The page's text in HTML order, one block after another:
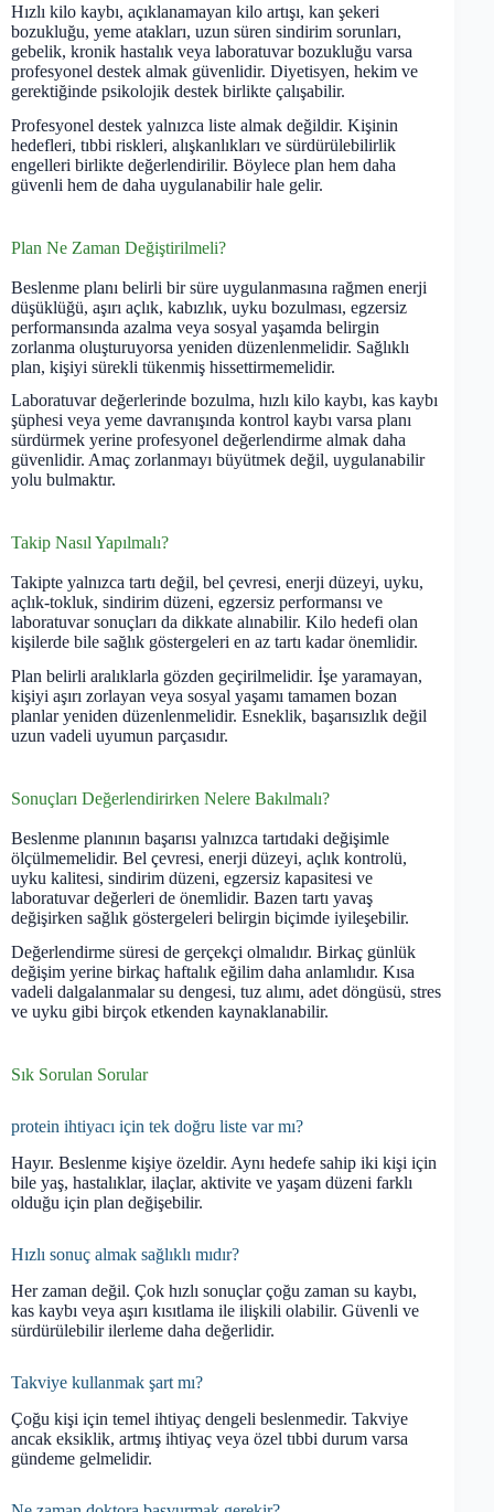
Hızlı kilo kaybı, açıklanamayan kilo artışı, kan şekeri
bozukluğu, yeme atakları, uzun süren sindirim sorunları,
gebelik, kronik hastalık veya laboratuvar bozukluğu varsa
profesyonel destek almak güvenlidir. Diyetisyen, hekim ve
gerektiğinde psikolojik destek birlikte çalışabilir.
Profesyonel destek yalnızca liste almak değildir. Kişinin
hedefleri, tıbbi riskleri, alışkanlıkları ve sürdürülebilirlik
engelleri birlikte değerlendirilir. Böylece plan hem daha
güvenli hem de daha uygulanabilir hale gelir.
Plan Ne Zaman Değiştirilmeli?
Beslenme planı belirli bir süre uygulanmasına rağmen enerji
düşüklüğü, aşırı açlık, kabızlık, uyku bozulması, egzersiz
performansında azalma veya sosyal yaşamda belirgin
zorlanma oluşturuyorsa yeniden düzenlenmelidir. Sağlıklı
plan, kişiyi sürekli tükenmiş hissettirmemelidir.
Laboratuvar değerlerinde bozulma, hızlı kilo kaybı, kas kaybı
şüphesi veya yeme davranışında kontrol kaybı varsa planı
sürdürmek yerine profesyonel değerlendirme almak daha
güvenlidir. Amaç zorlanmayı büyütmek değil, uygulanabilir
yolu bulmaktır.
Takip Nasıl Yapılmalı?
Takipte yalnızca tartı değil, bel çevresi, enerji düzeyi, uyku,
açlık-tokluk, sindirim düzeni, egzersiz performansı ve
laboratuvar sonuçları da dikkate alınabilir. Kilo hedefi olan
kişilerde bile sağlık göstergeleri en az tartı kadar önemlidir.
Plan belirli aralıklarla gözden geçirilmelidir. İşe yaramayan,
kişiyi aşırı zorlayan veya sosyal yaşamı tamamen bozan
planlar yeniden düzenlenmelidir. Esneklik, başarısızlık değil
uzun vadeli uyumun parçasıdır.
Sonuçları Değerlendirirken Nelere Bakılmalı?
Beslenme planının başarısı yalnızca tartıdaki değişimle
ölçülmemelidir. Bel çevresi, enerji düzeyi, açlık kontrolü,
uyku kalitesi, sindirim düzeni, egzersiz kapasitesi ve
laboratuvar değerleri de önemlidir. Bazen tartı yavaş
değişirken sağlık göstergeleri belirgin biçimde iyileşebilir.
Değerlendirme süresi de gerçekçi olmalıdır. Birkaç günlük
değişim yerine birkaç haftalık eğilim daha anlamlıdır. Kısa
vadeli dalgalanmalar su dengesi, tuz alımı, adet döngüsü, stres
ve uyku gibi birçok etkenden kaynaklanabilir.
Sık Sorulan Sorular
protein ihtiyacı için tek doğru liste var mı?
Hayır. Beslenme kişiye özeldir. Aynı hedefe sahip iki kişi için
bile yaş, hastalıklar, ilaçlar, aktivite ve yaşam düzeni farklı
olduğu için plan değişebilir.
Hızlı sonuç almak sağlıklı mıdır?
Her zaman değil. Çok hızlı sonuçlar çoğu zaman su kaybı,
kas kaybı veya aşırı kısıtlama ile ilişkili olabilir. Güvenli ve
sürdürülebilir ilerleme daha değerlidir.
Takviye kullanmak şart mı?
Çoğu kişi için temel ihtiyaç dengeli beslenmedir. Takviye
ancak eksiklik, artmış ihtiyaç veya özel tıbbi durum varsa
gündeme gelmelidir.